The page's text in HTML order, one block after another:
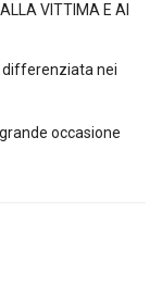
VITTIMA E AI
differenziata nei
occasione